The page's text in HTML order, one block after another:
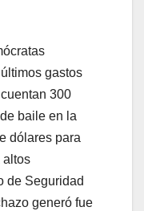
gastos
300
baile en la
dólares para
altos
de Seguridad
generó fue